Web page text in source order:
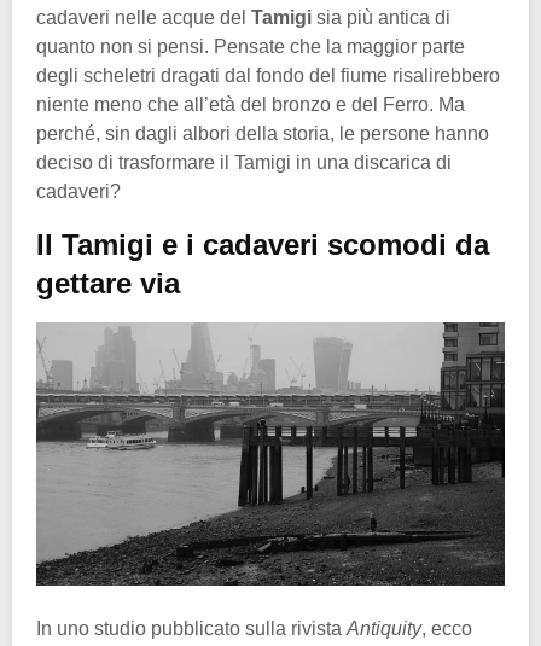
cadaveri nelle acque del Tamigi sia più antica di
quanto non si pensi. Pensate che la maggior parte
degli scheletri dragati dal fondo del fiume risalirebbero
niente meno che all’età del bronzo e del Ferro. Ma
perché, sin dagli albori della storia, le persone hanno
deciso di trasformare il Tamigi in una discarica di
cadaveri?
Il Tamigi e i cadaveri scomodi da
gettare via
In uno studio pubblicato sulla rivista Antiquity, ecco